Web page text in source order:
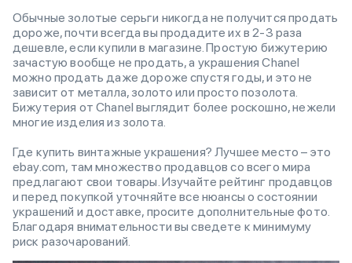
Обычные золотые серьги никогда не получится продать
дороже, почти всегда вы продадите их в 2-3 раза
дешевле, если купили в магазине. Простую бижутерию
зачастую вообще не продать, а украшения Chanel
можно продать даже дороже спустя годы, и это не
зависит от металла, золото или просто позолота.
Бижутерия от Chanel выглядит более роскошно, нежели
многие изделия из золота.
Где купить винтажные украшения? Лучшее место – это
ebay.com, там множество продавцов со всего мира
предлагают свои товары. Изучайте рейтинг продавцов
и перед покупкой уточняйте все нюансы о состоянии
украшений и доставке, просите дополнительные фото.
Благодаря внимательности вы сведете к минимуму
риск разочарований.